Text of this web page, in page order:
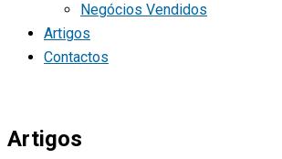
Negócios Vendidos
Artigos
Contactos
Artigos